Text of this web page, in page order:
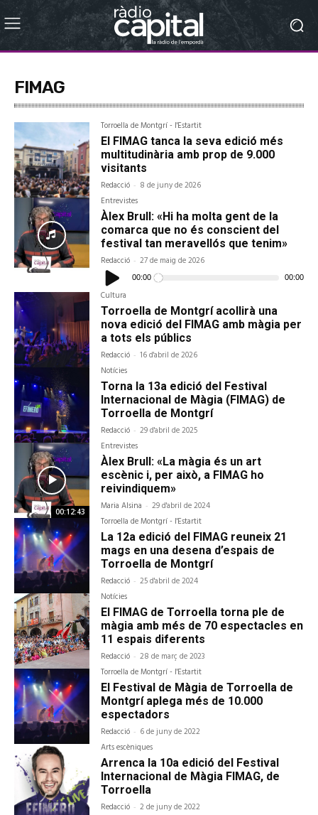
FIMAG
Torroella de Montgrí - l'Estartit
El FIMAG tanca la seva edició més
multitudinària amb prop de 9.000
visitants
Redacció - 8 de juny de 2026
Entrevistes
Àlex Brull: «Hi ha molta gent de la
comarca que no és conscient del
festival tan meravellós que tenim»
Redacció - 27 de maig de 2026
Reproductor
d'àudio00:00 00:00
Cultura
Torroella de Montgrí acollirà una
nova edició del FIMAG amb màgia per
a tots els públics
Redacció - 16 d'abril de 2026
Notícies
Torna la 13a edició del Festival
Internacional de Màgia (FIMAG) de
Torroella de Montgrí
Redacció - 29 d'abril de 2025
00:12:43
Entrevistes
Àlex Brull: «La màgia és un art
escènic i, per això, a FIMAG ho
reivindiquem»
Maria Alsina - 29 d'abril de 2024
Torroella de Montgrí - l'Estartit
La 12a edició del FIMAG reuneix 21
mags en una desena d’espais de
Torroella de Montgrí
Redacció - 25 d'abril de 2024
Notícies
El FIMAG de Torroella torna ple de
màgia amb més de 70 espectacles en
11 espais diferents
Redacció - 28 de març de 2023
Torroella de Montgrí - l'Estartit
El Festival de Màgia de Torroella de
Montgrí aplega més de 10.000
espectadors
Redacció - 6 de juny de 2022
Arts escèniques
Arrenca la 10a edició del Festival
Internacional de Màgia FIMAG, de
Torroella
Redacció - 2 de juny de 2022